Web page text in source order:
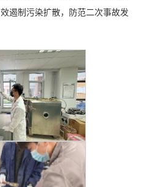
遏制污染扩散，防范二次事故发